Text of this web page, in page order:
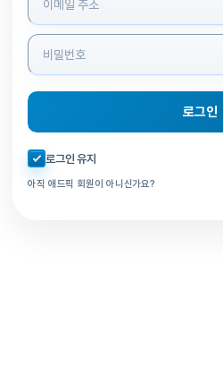
로그인
자동로그인 체크
로그인 유지
아직 애드픽 회원이 아니신가요?